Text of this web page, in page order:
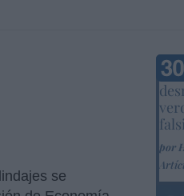
se
por